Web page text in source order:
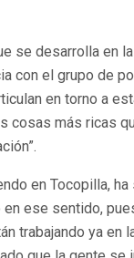
se desarrolla en
con el grupo de
en torno a
cosas más ricas
en Tocopilla,
ese sentido,
trabajando ya en